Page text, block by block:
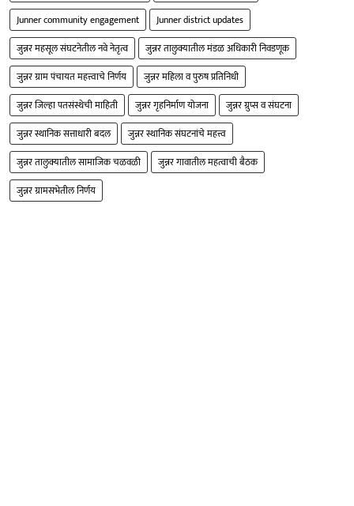
Junner community engagement
Junner district updates
जुन्नर महसूल संघटनेतील नवे नेतृत्व
जुन्नर तालुक्यातील मंडळ अधिकारी निवडणूक
जुन्नर ग्राम पंचायत महत्त्वाचे निर्णय
जुन्नर महिला व पुरुष प्रतिनिधी
जुन्नर जिल्हा पतसंस्थेची माहिती
जुन्नर गृहनिर्माण योजना
जुन्नर ग्रुप्स व संघटना
जुन्नर स्थानिक सत्ताधारी बदल
जुन्नर स्थानिक संघटनांचे महत्त्व
जुन्नर तालुक्यातील सामाजिक चळवळी
जुन्नर गावातील महत्वाची बैठक
जुन्नर ग्रामसभेतील निर्णय